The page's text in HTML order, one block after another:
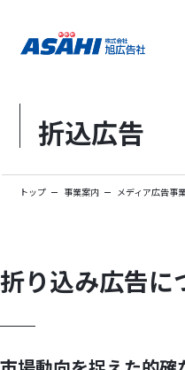
折込広告
トップ 事業案内 メディア広告事
折り込み広告に